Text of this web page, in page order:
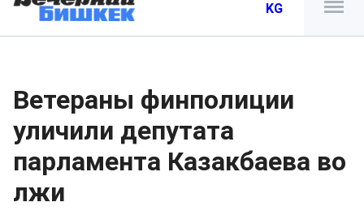
KG
Ветераны финполиции
уличили депутата
парламента Казакбаева во
лжи